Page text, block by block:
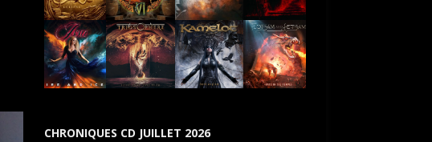
CHRONIQUES CD JUILLET 2026